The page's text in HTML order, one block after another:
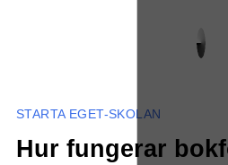
STARTA EGET-SKOLAN
Hur fungerar